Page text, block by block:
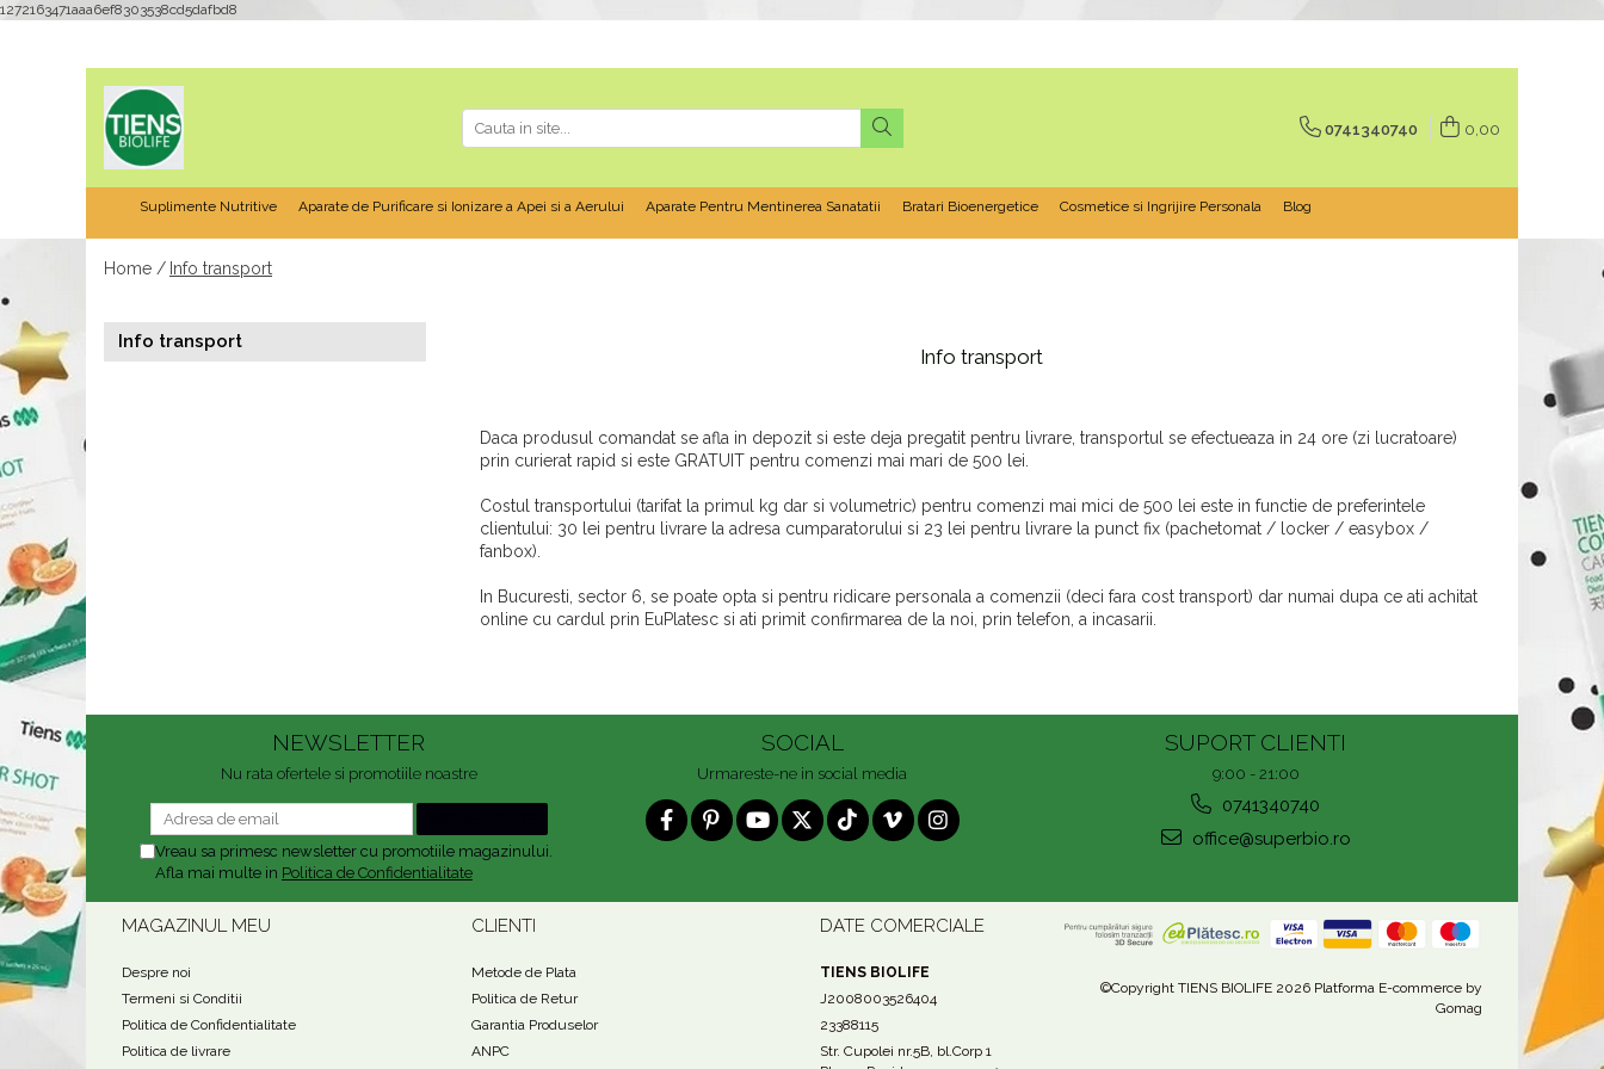
1272163471aaa6ef8303538cd5dafbd8
0741340740 0,00
Suplimente Nutritive Aparate de Purificare si Ionizare a Apei si a Aerului Aparate Pentru Mentinerea Sanatatii Bratari Bioenergetice Cosmetice si Ingrijire Personala Blog
Home / Info transport
Info transport
Daca produsul comandat se afla in depozit si este deja pregatit pentru livrare, transportul se efectueaza in 24 ore (zi lucratoare)
prin curierat rapid si este GRATUIT pentru comenzi mai mari de 500 lei.
Costul transportului (tarifat la primul kg dar si volumetric) pentru comenzi mai mici de 500 lei este in functie de preferintele
clientului: 30 lei pentru livrare la adresa cumparatorului si 23 lei pentru livrare la punct fix (pachetomat / locker / easybox /
fanbox).
In Bucuresti, sector 6, se poate opta si pentru ridicare personala a comenzii (deci fara cost transport) dar numai dupa ce ati achitat
online cu cardul prin EuPlatesc si ati primit confirmarea de la noi, prin telefon, a incasarii.
Info transport
NEWSLETTER
Nu rata ofertele si promotiile noastre
Vreau sa primesc newsletter cu promotiile magazinului.
Afla mai multe in Politica de Confidentialitate
SOCIAL
Urmareste-ne in social media
SUPORT CLIENTI
9:00 - 21:00
0741340740
office@superbio.ro
MAGAZINUL MEU
Despre noi
Termeni si Conditii
Politica de Confidentialitate
Politica de livrare
CLIENTI
Metode de Plata
Politica de Retur
Garantia Produselor
ANPC
DATE COMERCIALE
TIENS BIOLIFE
J2008003526404
23388115
Str. Cupolei nr.5B, bl.Corp 1
©Copyright TIENS BIOLIFE 2026 Platforma E-commerce by
Gomag